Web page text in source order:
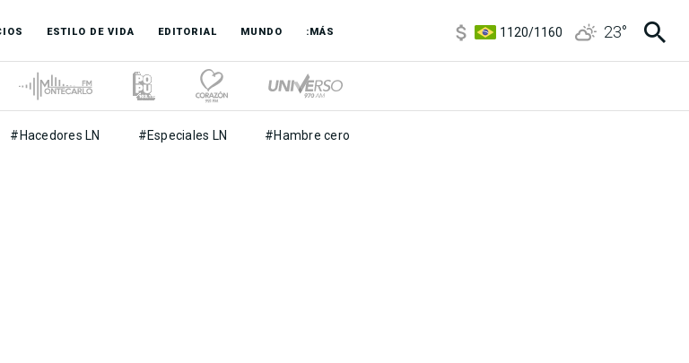
ESTILO DE VIDA EDITORIAL MUNDO :MÁS
1120/1160
23°
#Hacedores LN #Especiales LN #Hambre cero